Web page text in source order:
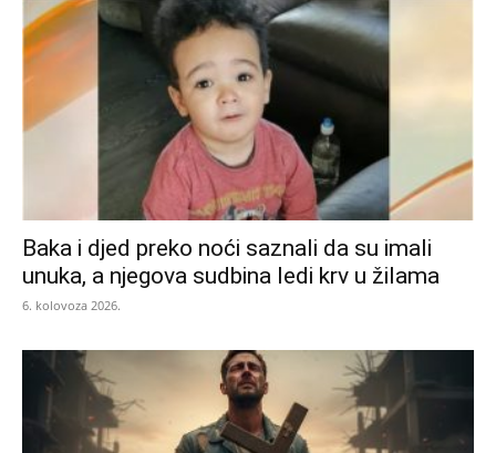
Baka i djed preko noći saznali da su imali
unuka, a njegova sudbina ledi krv u žilama
6. kolovoza 2026.